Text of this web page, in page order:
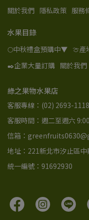
關於我們 隱私政策 服務
水果目錄
🌕中秋禮盒預購中▼ 🍈
✒️企業大量訂購 關於我們
綠之果物水果店
客服專線：(02) 2693-1118
客服時間：週二至週六
信箱：
地址：221新北市汐止區
統一編號：91692930